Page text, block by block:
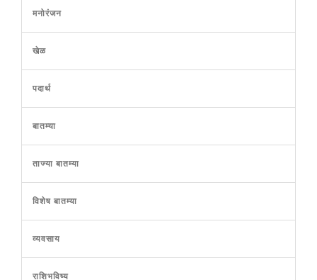
मनोरंजन
खेळ
पदार्थ
बातम्या
ताज्या बातम्या
विशेष बातम्या
व्यवसाय
राशिभविष्य